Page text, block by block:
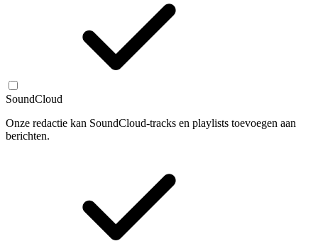
SoundCloud
Onze redactie kan SoundCloud-tracks en playlists toevoegen aan
berichten.